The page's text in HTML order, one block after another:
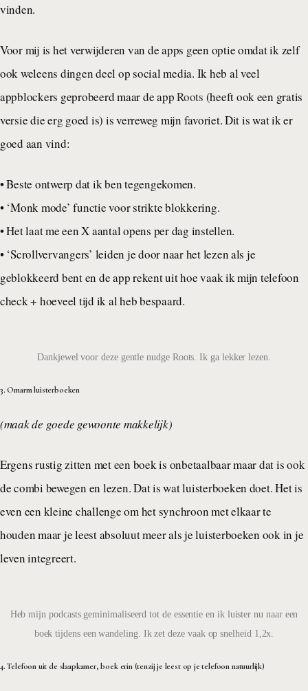
vinden.
Voor mij is het verwijderen van de apps geen optie omdat ik zelf
ook weleens dingen deel op social media. Ik heb al veel
appblockers geprobeerd maar de appRoots (heeft ook een gratis
versie die erg goed is) is verreweg mijn favoriet. Dit is wat ik er
goed aan vind:
• Beste ontwerp dat ik ben tegengekomen.
• ‘Monk mode’ functie voor strikte blokkering.
• Het laat me een X aantal opens per dag instellen.
• ‘Scrollvervangers’ leiden je door naar het lezen als je
geblokkeerd bent en de app rekent uit hoe vaak ik mijn telefoon
check + hoeveel tijd ik al heb bespaard.
Dankjewel voor deze gentle nudge Roots. Ik ga lekker lezen.
3. Omarm luisterboeken
(maak de goede gewoonte makkelijk)
Ergens rustig zitten met een boek is onbetaalbaar maar dat is ook
de combi bewegen en lezen. Dat is wat luisterboeken doet. Het is
even een kleine challenge om het synchroon met elkaar te
houden maar je leest absoluut meer als je luisterboeken ook in je
leven integreert.
Heb mijn podcasts geminimaliseerd tot de essentie en ik luister nu naar een
boek tijdens een wandeling. Ik zet deze vaak op snelheid 1,2x.
4. Telefoon uit de slaapkamer, boek erin (tenzij je leest op je telefoon natuurlijk)